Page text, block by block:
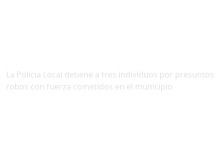
La Policia Local detiene a tres individuos por presuntos
robos con fuerza cometidos en el municipio